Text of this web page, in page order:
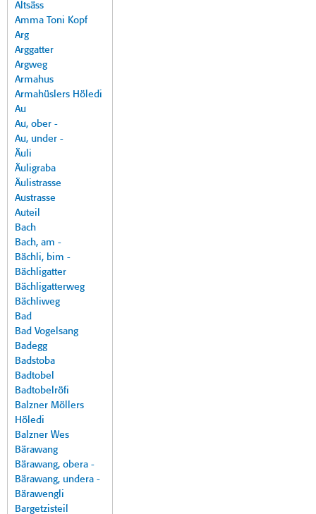
Altsäss
Amma Toni Kopf
Arg
Arggatter
Argweg
Armahus
Armahüslers Höledi
Au
Au, ober -
Au, under -
Äuli
Äuligraba
Äulistrasse
Austrasse
Auteil
Bach
Bach, am -
Bächli, bim -
Bächligatter
Bächligatterweg
Bächliweg
Bad
Bad Vogelsang
Badegg
Badstoba
Badtobel
Badtobelröfi
Balzner Möllers
Höledi
Balzner Wes
Bärawang
Bärawang, obera -
Bärawang, undera -
Bärawengli
Bargetzisteil